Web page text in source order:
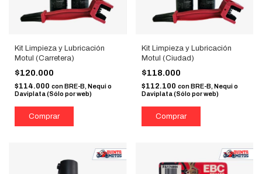
Kit Limpieza y Lubricación
Motul (Carretera)
$120.000
$114.000 conBRE-B, Nequi o
Daviplata (Sólo por web)
Kit Limpieza y Lubricación
Motul (Ciudad)
$118.000
$112.100 con BRE-B, Nequi o
Daviplata (Sólo por web)